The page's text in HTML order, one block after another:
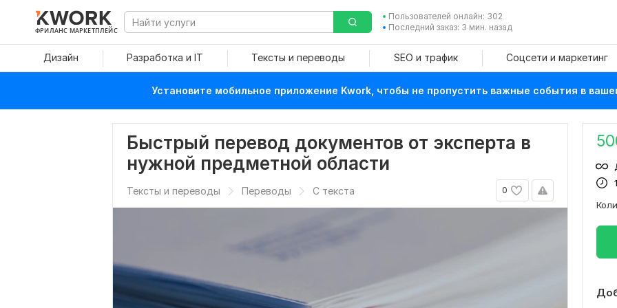
ФРИЛАНС МАРКЕТПЛЕЙС
Пользователей онлайн: 302
Последний заказ: 3 мин. назад
Дизайн Разработка и IT Тексты и переводы SEO и трафик Соцсети и маркетинг
Установите мобильное приложение Kwork, чтобы не пропустить важные события в
Быстрый перевод документов от эксперта в
нужной предметной области
0
Тексты и переводы Переводы С текста